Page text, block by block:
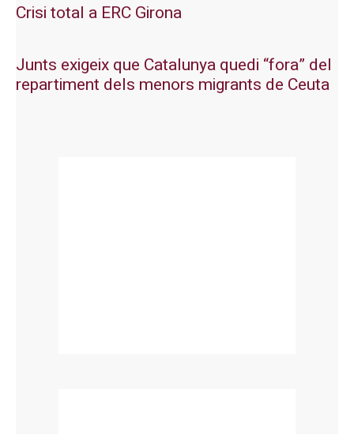
Crisi total a ERC Girona
Junts exigeix que Catalunya quedi “fora” del
repartiment dels menors migrants de Ceuta